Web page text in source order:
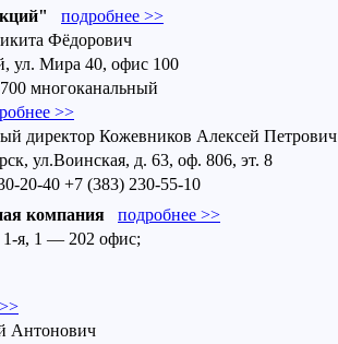
подробнее >>
Фёдорович
ул. Мира 40, офис 100
многоканальный
>>
директор Кожевников Алексей Петрович
ул.Воинская, д. 63, оф. 806, эт. 8
20-40 +7 (383) 230-55-10
компания
подробнее >>
1-я, 1 — 202 офис;
Антонович